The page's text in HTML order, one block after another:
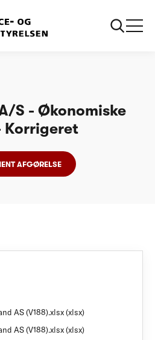
S - Økonomiske
Korrigeret
AFGØRELSE
AS (V188).xlsx (xlsx)
AS (V188).xlsx (xlsx)